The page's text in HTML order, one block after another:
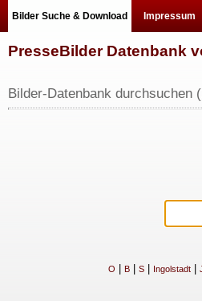
Bilder Suche & Download Impressum
PresseBilder Datenbank
Bilder-Datenbank durchsuchen
O B| S| Ingolstadt|